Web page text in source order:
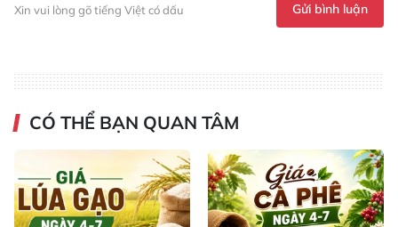
Xin vui lòng gõ tiếng Việt có dấu Gửi bình luận
CÓ THỂ BẠN QUAN TÂM